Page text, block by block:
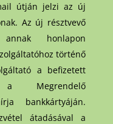
útján jelzi az új
Az új résztvevő
honlapon
történő
a befizetett
a Megrendelő
bankkártyáján.
átadásával a